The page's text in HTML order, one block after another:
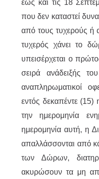
έως και τις 18
που δεν καταστεί
από τους τυχερούς ή
τυχερός χάνει το
υπεισέρχεται ο
σειρά ανάδειξής
αναπληρωματικοί
εντός δεκαπέντε
την ημερομηνία
ημερομηνία αυτή, η
απαλλάσσονται από
των Δώρων,
ακυρώσουν τα μη